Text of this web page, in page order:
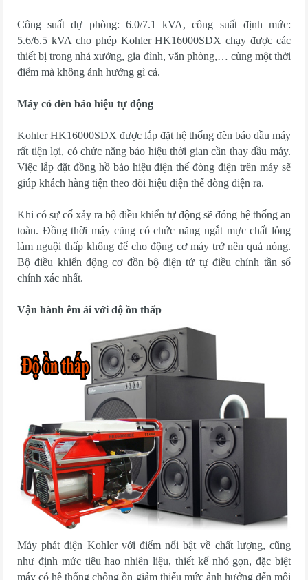
Công suất dự phòng: 6.0/7.1 kVA, công suất định mức:
5.6/6.5 kVA cho phép Kohler HK16000SDX chạy được các
thiết bị trong nhả xưởng, gia đình, văn phòng,… cùng một thời
điểm mà không ảnh hưởng gì cả.
Máy có đèn báo hiệu tự động
Kohler HK16000SDX được lắp đặt hệ thống đèn báo dầu máy
rất tiện lợi, có chức năng báo hiệu thời gian cần thay dầu máy.
Việc lắp đặt đồng hồ báo hiệu điện thế đòng điện trên máy sẽ
giúp khách hàng tiện theo dõi hiệu điện thế dòng điện ra.
Khi có sự cố xảy ra bộ điều khiển tự động sẽ đóng hệ thống an
toàn. Đồng thời máy cũng có chức năng ngắt mực chất lỏng
làm nguội thấp không để cho động cơ máy trở nên quá nóng.
Bộ điều khiển động cơ đồn bộ điện tử tự điều chỉnh tần số
chính xác nhất.
Vận hành êm ái với độ ồn thấp
Máy phát điện Kohler với điểm nổi bật về chất lượng, cũng
như định mức tiêu hao nhiên liệu, thiết kế nhỏ gọn, đặc biệt
máy có hệ thống chống ồn giảm thiểu mức ảnh hưởng đến môi